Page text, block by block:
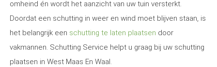
omheind én wordt het aanzicht van uw tuin versterkt.
Doordat een schutting in weer en wind moet blijven staan, is
het belangrijk een schutting te laten plaatsen door
vakmannen. Schutting Service helpt u graag bij uw schutting
plaatsen in West Maas En Waal.